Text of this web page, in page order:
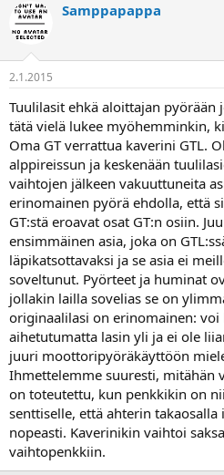
Samppapappa
2.1.2015
Tuulilasit ehkä aloittajan
tätä vielä lukee myöhemminkin,
Oma GT verrattua kaverini GTL.
alppireissun ja keskenään
vaihtojen jälkeen vakuuttuneita
erinomainen pyörä ehdolla, että
GT:stä eroavat osat GT:n osiin.
ensimmäinen asia, joka on
läpikatsottavaksi ja se asia ei
soveltunut. Pyörteet ja huminat
jollakin lailla sovelias se on
originaalilasi on erinomainen: voi
aihetutumatta lasin yli ja ei ole
juuri moottoripyöräkäyttöön
Ihmettelemme suuresti, mitähän
on toteutettu, kun penkkikin on
senttiselle, että ahterin takaosalla
nopeasti. Kaverinikin vaihtoi
vaihtopenkkiin.